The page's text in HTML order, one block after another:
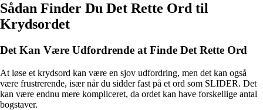
Sådan Finder Du Det Rette Ord til
Krydsordet
Det Kan Være Udfordrende at Finde Det Rette Ord
At løse et krydsord kan være en sjov udfordring, men det kan også
være frustrerende, især når du sidder fast på et ord som SLIDER. Det
kan være endnu mere kompliceret, da ordet kan have forskellige antal
bogstaver.